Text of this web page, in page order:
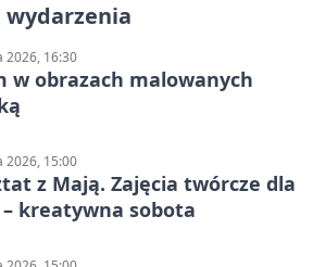
wydarzenia
2026, 16:30
w obrazach malowanych
2026, 15:00
z Mają. Zajęcia twórcze dla
kreatywna sobota